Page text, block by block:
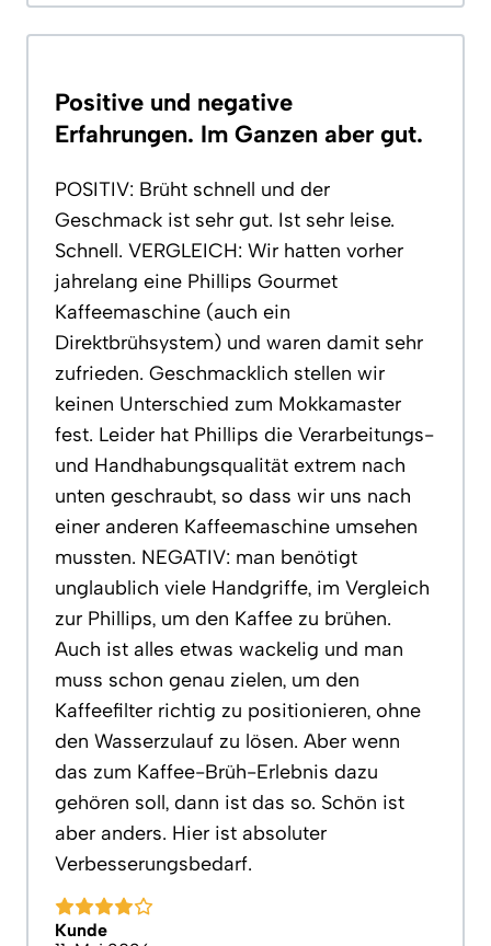
Positive und negative
Erfahrungen. Im Ganzen aber gut.
POSITIV: Brüht schnell und der
Geschmack ist sehr gut. Ist sehr leise.
Schnell. VERGLEICH: Wir hatten vorher
jahrelang eine Phillips Gourmet
Kaffeemaschine (auch ein
Direktbrühsystem) und waren damit sehr
zufrieden. Geschmacklich stellen wir
keinen Unterschied zum Mokkamaster
fest. Leider hat Phillips die Verarbeitungs-
und Handhabungsqualität extrem nach
unten geschraubt, so dass wir uns nach
einer anderen Kaffeemaschine umsehen
mussten. NEGATIV: man benötigt
unglaublich viele Handgriffe, im Vergleich
zur Phillips, um den Kaffee zu brühen.
Auch ist alles etwas wackelig und man
muss schon genau zielen, um den
Kaffeefilter richtig zu positionieren, ohne
den Wasserzulauf zu lösen. Aber wenn
das zum Kaffee-Brüh-Erlebnis dazu
gehören soll, dann ist das so. Schön ist
aber anders. Hier ist absoluter
Verbesserungsbedarf.
Kunde